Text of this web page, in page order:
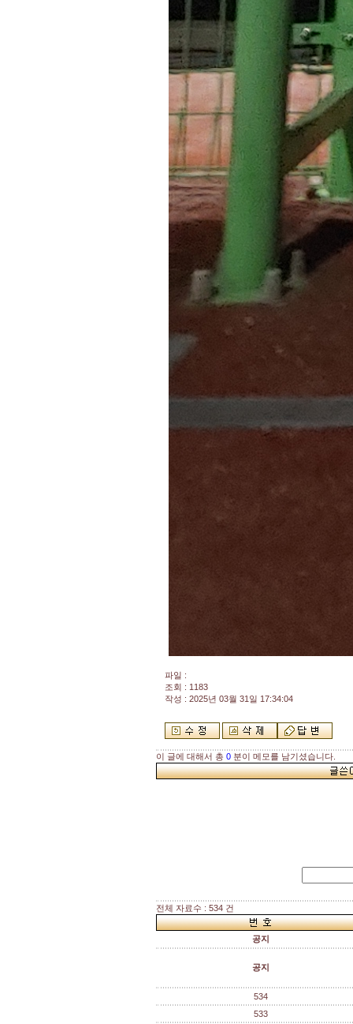
파일 :
조회 : 1183
작성 : 2025년 03월 31일 17:34:04
이 글에 대해서 총 0 분이 메모를 남기셨습니다.
전체 자료수 : 534 건
공지
공지
534
533